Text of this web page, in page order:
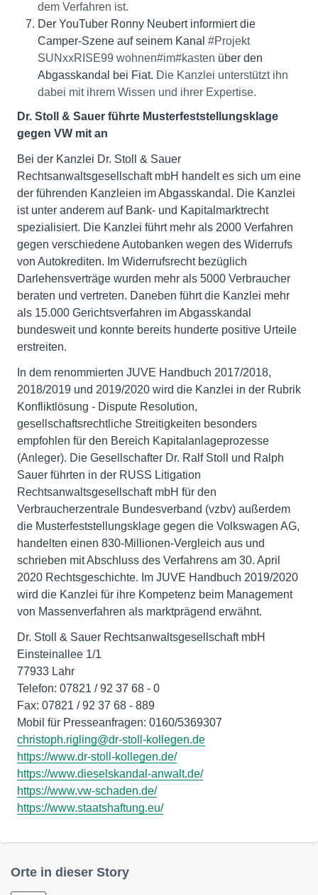
dem Verfahren ist.
Der YouTuber Ronny Neubert informiert die
Camper-Szene auf seinem Kanal #Projekt
SUNxxRISE99 wohnen#im#kasten über den
Abgasskandal bei Fiat. Die Kanzlei unterstützt ihn
dabei mit ihrem Wissen und ihrer Expertise.
Dr. Stoll & Sauer führte Musterfeststellungsklage
gegen VW mit an
Bei der Kanzlei Dr. Stoll & Sauer
Rechtsanwaltsgesellschaft mbH handelt es sich um eine
der führenden Kanzleien im Abgasskandal. Die Kanzlei
ist unter anderem auf Bank- und Kapitalmarktrecht
spezialisiert. Die Kanzlei führt mehr als 2000 Verfahren
gegen verschiedene Autobanken wegen des Widerrufs
von Autokrediten. Im Widerrufsrecht bezüglich
Darlehensverträge wurden mehr als 5000 Verbraucher
beraten und vertreten. Daneben führt die Kanzlei mehr
als 15.000 Gerichtsverfahren im Abgasskandal
bundesweit und konnte bereits hunderte positive Urteile
erstreiten.
In dem renommierten JUVE Handbuch 2017/2018,
2018/2019 und 2019/2020 wird die Kanzlei in der Rubrik
Konfliktlösung - Dispute Resolution,
gesellschaftsrechtliche Streitigkeiten besonders
empfohlen für den Bereich Kapitalanlageprozesse
(Anleger). Die Gesellschafter Dr. Ralf Stoll und Ralph
Sauer führten in der RUSS Litigation
Rechtsanwaltsgesellschaft mbH für den
Verbraucherzentrale Bundesverband (vzbv) außerdem
die Musterfeststellungsklage gegen die Volkswagen AG,
handelten einen 830-Millionen-Vergleich aus und
schrieben mit Abschluss des Verfahrens am 30. April
2020 Rechtsgeschichte. Im JUVE Handbuch 2019/2020
wird die Kanzlei für ihre Kompetenz beim Management
von Massenverfahren als marktprägend erwähnt.
Dr. Stoll & Sauer Rechtsanwaltsgesellschaft mbH
Einsteinallee 1/1
77933 Lahr
Telefon: 07821 / 92 37 68 - 0
Fax: 07821 / 92 37 68 - 889
christoph.rigling@dr-stoll-kollegen.de
https://www.dr-stoll-kollegen.de/
https://www.dieselskandal-anwalt.de/
https://www.vw-schaden.de/
https://www.staatshaftung.eu/
Orte in dieser Story